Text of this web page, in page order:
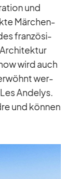
und
Mär­chen­
fran­zö­si­
wird auch
wer­
An­de­lys.
und kön­nen